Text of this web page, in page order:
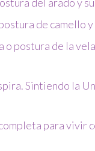
del arado y
de camello
o postura de la
Sintiendo la
para vivir